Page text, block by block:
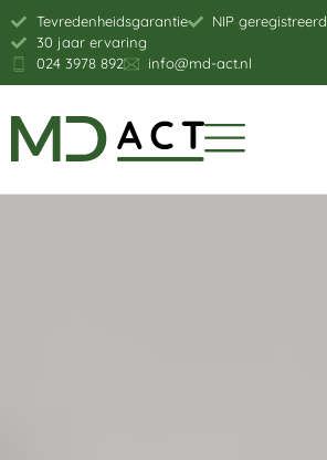
Tevredenheidsgarantie NIP geregistreerd
30 jaar ervaring
024 3978 892
info@md-act.nl